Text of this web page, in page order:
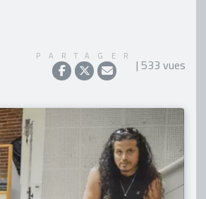
PARTAGER
| 533 vues